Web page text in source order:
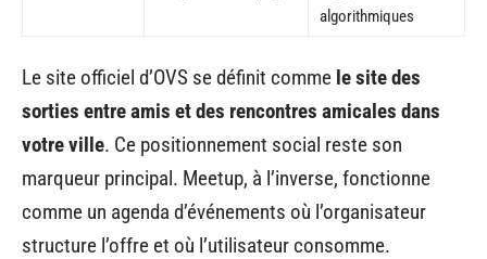
algorithmiques
Le site officiel d’OVS se définit comme le site des
sorties entre amis et des rencontres amicales dans
votre ville. Ce positionnement social reste son
marqueur principal. Meetup, à l’inverse, fonctionne
comme un agenda d’événements où l’organisateur
structure l’offre et où l’utilisateur consomme.